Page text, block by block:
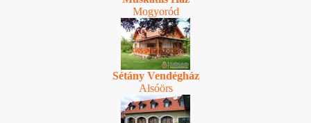
Mogyoród
Sétány Vendégház
Alsóörs